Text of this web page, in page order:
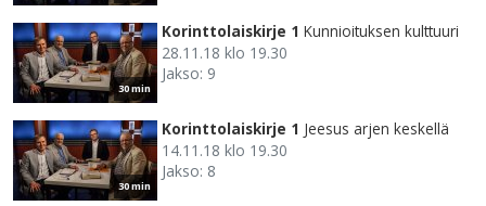
30 min
Korinttolaiskirje 1 Kunnioituksen kulttuuri
28.11.18 klo 19.30
Jakso: 9
30 min
Korinttolaiskirje 1 Jeesus arjen keskellä
14.11.18 klo 19.30
Jakso: 8